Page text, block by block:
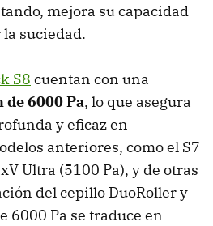
mejora su capacidad
suciedad.
S8 cuentan con una
6000 Pa, lo que asegura
y eficaz en
anteriores, como el S7
Ultra (5100 Pa), y de otras
del cepillo DuoRoller y
6000 Pa se traduce en